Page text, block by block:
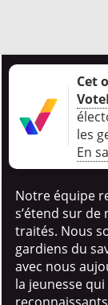
Cet
les
En
Notre équipe
s’étend sur
traités. Nous
gardiens du
avec nous
la jeunesse